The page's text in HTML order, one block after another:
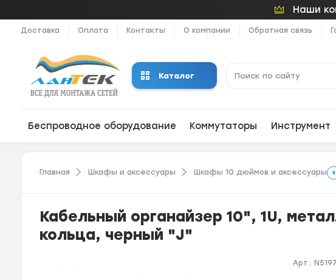
Наши
Доставка Оплата Контакты О компании Обратная связь
Каталог
Беспроводное оборудование Коммутаторы Инструмент
Главная Шкафы и аксессуары Шкафы 10 дюймов и аксессуары
Кабельный органайзер 10", 1U,
кольца, черный "J"
Арт.: